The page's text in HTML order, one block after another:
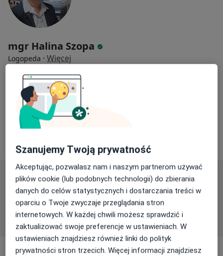
mgr Halina Szopa
Logopeda · Więcej
Kielecka 2, Kraków
Centrum Twojego Zdrowia
Konsultacja logopedyczna
Dostępni specjaliści
Specjaliści znajdują się poza Grzegórzki, Kraków,
małopolskie, w obszarach bliskich Twojemu
wyszukiwaniu.
Szanujemy Twoją prywatność
Akceptując, pozwalasz nam i naszym partnerom używać
plików cookie (lub podobnych technologii) do zbierania
danych do celów statystycznych i dostarczania treści w
oparciu o Twoje zwyczaje przeglądania stron
internetowych. W każdej chwili możesz sprawdzić i
zaktualizować swoje preferencje w ustawieniach. W
ustawieniach znajdziesz również linki do polityk
prywatności stron trzecich. Więcej informacji znajdziesz